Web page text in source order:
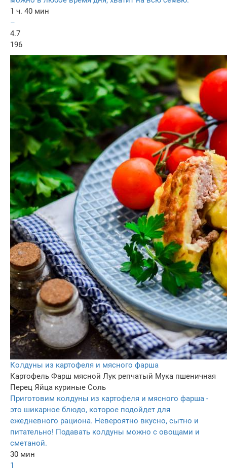
1 ч. 40 мин
–
4.7
196
Колдуны из картофеля и мясного фарша
Картофель Фарш мясной Лук репчатый Мука пшеничная
Перец Яйца куриные Соль
Приготовим колдуны из картофеля и мясного фарша -
это шикарное блюдо, которое подойдет для
ежедневного рациона. Невероятно вкусно, сытно и
питательно! Подавать колдуны можно с овощами и
сметаной.
30 мин
1